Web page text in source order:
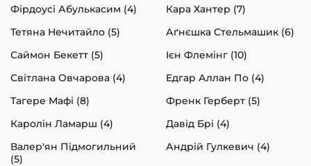
Фірдоусі Абулькасим (4)
Кара Хантер (7)
Тетяна Нечитайло (5)
Аґнєшка Стельмашик (6)
Саймон Бекетт (5)
Ієн Флемінг (10)
Світлана Овчарова (4)
Едгар Аллан По (4)
Тагере Мафі (8)
Френк Герберт (5)
Каролін Ламарш (4)
Давід Брі (4)
Валер'ян Підмогильний
(5)
Андрій Гулкевич (4)